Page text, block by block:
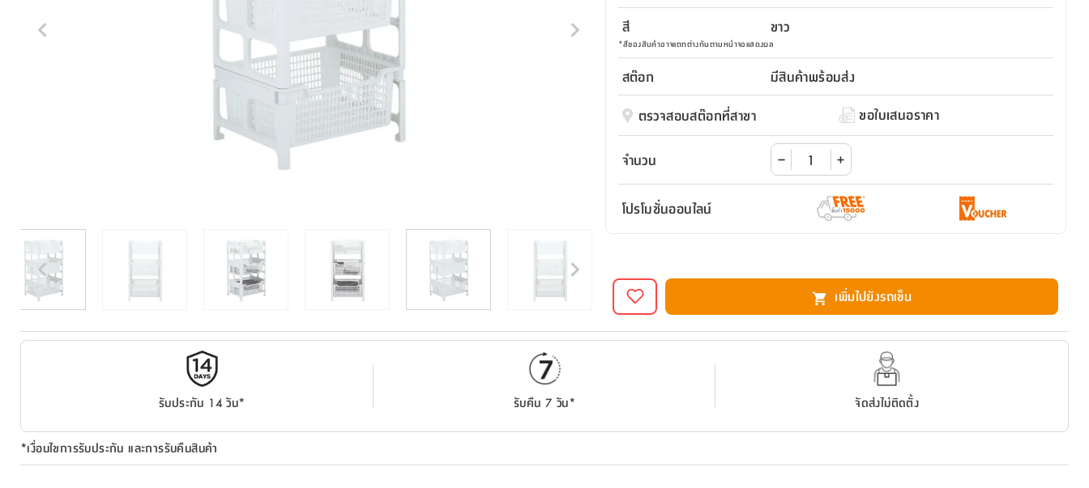
สี
ขาว
*สีของสินค้าอาจแตกต่างกันตามหน้าจอแสดงผล
สต๊อก
มีสินค้าพร้อมส่ง
ตรวจสอบสต๊อกที่สาขา
ขอใบเสนอราคา
จำนวน
โปรโมชั่นออนไลน์
เพิ่มไปยังรถเข็น
รับประกัน 14 วัน* รับคืน 7 วัน* จัดส่งไม่ติดตั้ง
*เงื่อนไขการรับประกัน และการรับคืนสินค้า